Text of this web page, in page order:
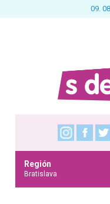
09.
Región
Bratislava